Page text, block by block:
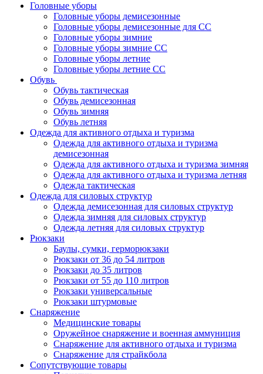
Головные уборы
Головные уборы демисезонные
Головные уборы демисезонные для СС
Головные уборы зимние
Головные уборы зимние СС
Головные уборы летние
Головные уборы летние СС
Обувь
Обувь тактическая
Обувь демисезонная
Обувь зимняя
Обувь летняя
Одежда для активного отдыха и туризма
Одежда для активного отдыха и туризма
демисезонная
Одежда для активного отдыха и туризма зимняя
Одежда для активного отдыха и туризма летняя
Одежда тактическая
Одежда для силовых структур
Одежда демисезонная для силовых структур
Одежда зимняя для силовых структур
Одежда летняя для силовых структур
Рюкзаки
Баулы, сумки, герморюкзаки
Рюкзаки от 36 до 54 литров
Рюкзаки до 35 литров
Рюкзаки от 55 до 110 литров
Рюкзаки универсальные
Рюкзаки штурмовые
Снаряжение
Медицинские товары
Оружейное снаряжение и военная аммуниция
Снаряжение для активного отдыха и туризма
Снаряжение для страйкбола
Сопутствующие товары